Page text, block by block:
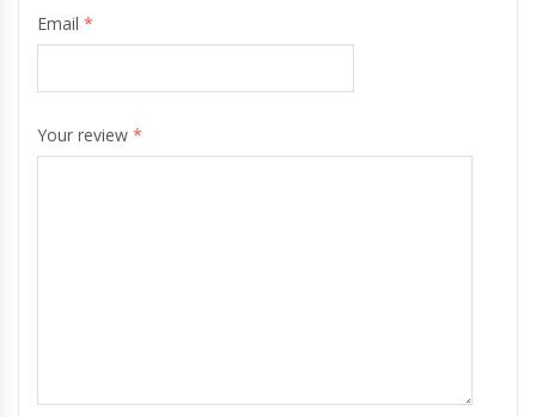
Email *
Your review *